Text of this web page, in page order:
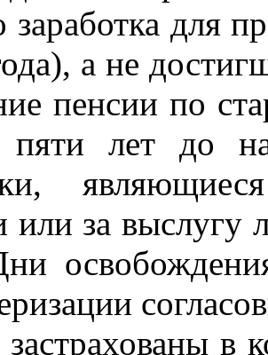
заработка для
а не
пенсии по
пяти лет до
или за выслугу